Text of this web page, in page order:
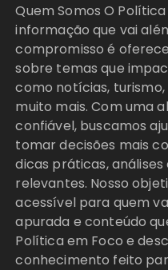
Quem Somos O
informação que vai
compromisso é
sobre temas que
como notícias,
muito mais. Com uma
confiável, buscamos
tomar decisões mais
dicas práticas,
relevantes. Nosso
acessível para quem
apurada e conteúdo
Política em Foco e
conhecimento feito